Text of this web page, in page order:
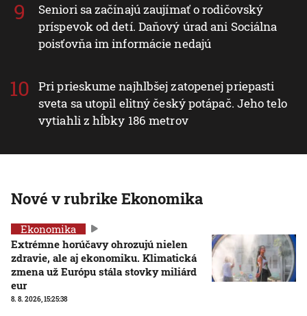
Seniori sa začínajú zaujímať o rodičovský
príspevok od detí. Daňový úrad ani Sociálna
poisťovňa im informácie nedajú
Pri prieskume najhlbšej zatopenej priepasti
sveta sa utopil elitný český potápač. Jeho telo
vytiahli z hĺbky 186 metrov
Nové v rubrike Ekonomika
Ekonomika
Extrémne horúčavy ohrozujú nielen
zdravie, ale aj ekonomiku. Klimatická
zmena už Európu stála stovky miliárd
eur
8. 8. 2026, 15:25:38